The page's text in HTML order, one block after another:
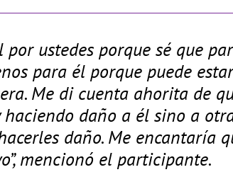
ustedes porque sé que
para él porque puede
Me di cuenta ahorita de
daño a él sino a
daño. Me encantaría
mencionó el participante.